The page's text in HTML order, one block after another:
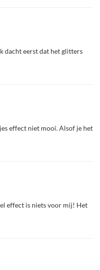
dacht eerst dat het glitters
effect niet mooi. Alsof je het
effect is niets voor mij! Het